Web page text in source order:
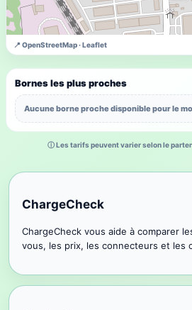
📍 OpenStreetMap · Leaflet
Bornes les plus proches
Aucune borne proche disponible pour le
ⓘ Les tarifs peuvent varier selon le
ChargeCheck
ChargeCheck vous aide à comparer
vous, les prix, les connecteurs et les